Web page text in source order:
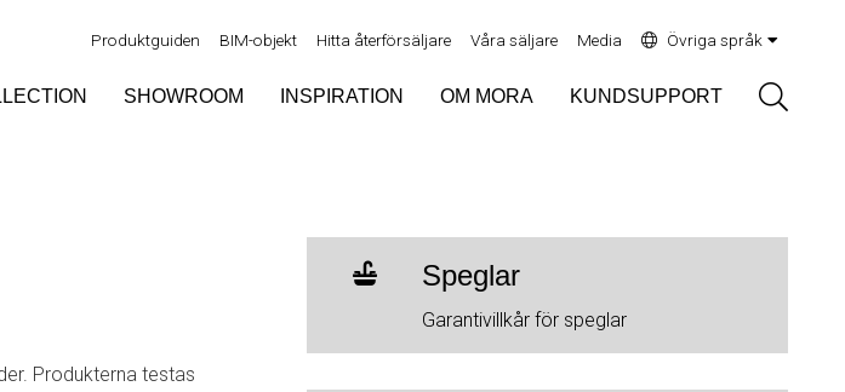
Produktguiden BIM-objekt Hitta återförsäljare Våra säljare Media Övriga språk
SHOWROOM INSPIRATION OM MORA KUNDSUPPORT
Produkterna testas
Speglar
Garantivillkår för speglar